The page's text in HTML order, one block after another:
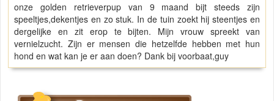
onze golden retrieverpup van 9 maand bijt steeds zijn
speeltjes,dekentjes en zo stuk. In de tuin zoekt hij steentjes en
dergelijke en zit erop te bijten. Mijn vrouw spreekt van
vernielzucht. Zijn er mensen die hetzelfde hebben met hun
hond en wat kan je er aan doen? Dank bij voorbaat,guy